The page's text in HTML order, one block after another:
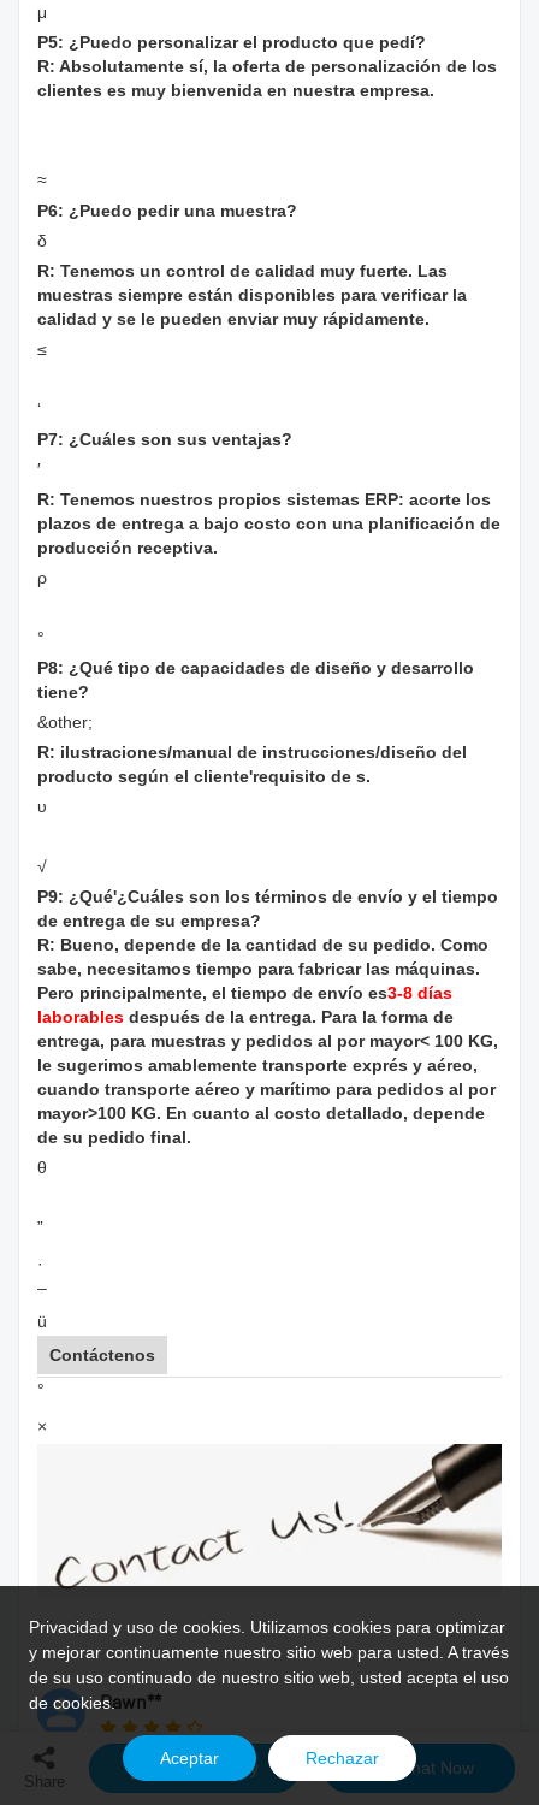
μ
P5: ¿Puedo personalizar el producto que pedí?
R: Absolutamente sí, la oferta de personalización de los
clientes es muy bienvenida en nuestra empresa.
≈
P6: ¿Puedo pedir una muestra?
δ
R: Tenemos un control de calidad muy fuerte. Las
muestras siempre están disponibles para verificar la
calidad y se le pueden enviar muy rápidamente.
≤
‘
P7: ¿Cuáles son sus ventajas?
′
R: Tenemos nuestros propios sistemas ERP: acorte los
plazos de entrega a bajo costo con una planificación de
producción receptiva.
ρ
°
P8: ¿Qué tipo de capacidades de diseño y desarrollo
tiene?
&other;
R: ilustraciones/manual de instrucciones/diseño del
producto según el cliente'requisito de s.
υ
√
P9: ¿Qué'¿Cuáles son los términos de envío y el tiempo
de entrega de su empresa?
R: Bueno, depende de la cantidad de su pedido. Como
sabe, necesitamos tiempo para fabricar las máquinas.
Pero principalmente, el tiempo de envío es3-8 días
laborables después de la entrega. Para la forma de
entrega, para muestras y pedidos al por mayor< 100 KG,
le sugerimos amablemente transporte exprés y aéreo,
cuando transporte aéreo y marítimo para pedidos al por
mayor>100 KG. En cuanto al costo detallado, depende
de su pedido final.
θ
”
·
–
ü
Contáctenos
°
×
Dawn**
La aplicación del proceso de control de calidad es crucial
para la calidad del producto final, y toda organización
Share
Send Inquiry Chat Now
Privacidad y uso de cookies. Utilizamos cookies para optimizar
y mejorar continuamente nuestro sitio web para usted. A través
de su uso continuado de nuestro sitio web, usted acepta el uso
de cookies.
Aceptar Rechazar